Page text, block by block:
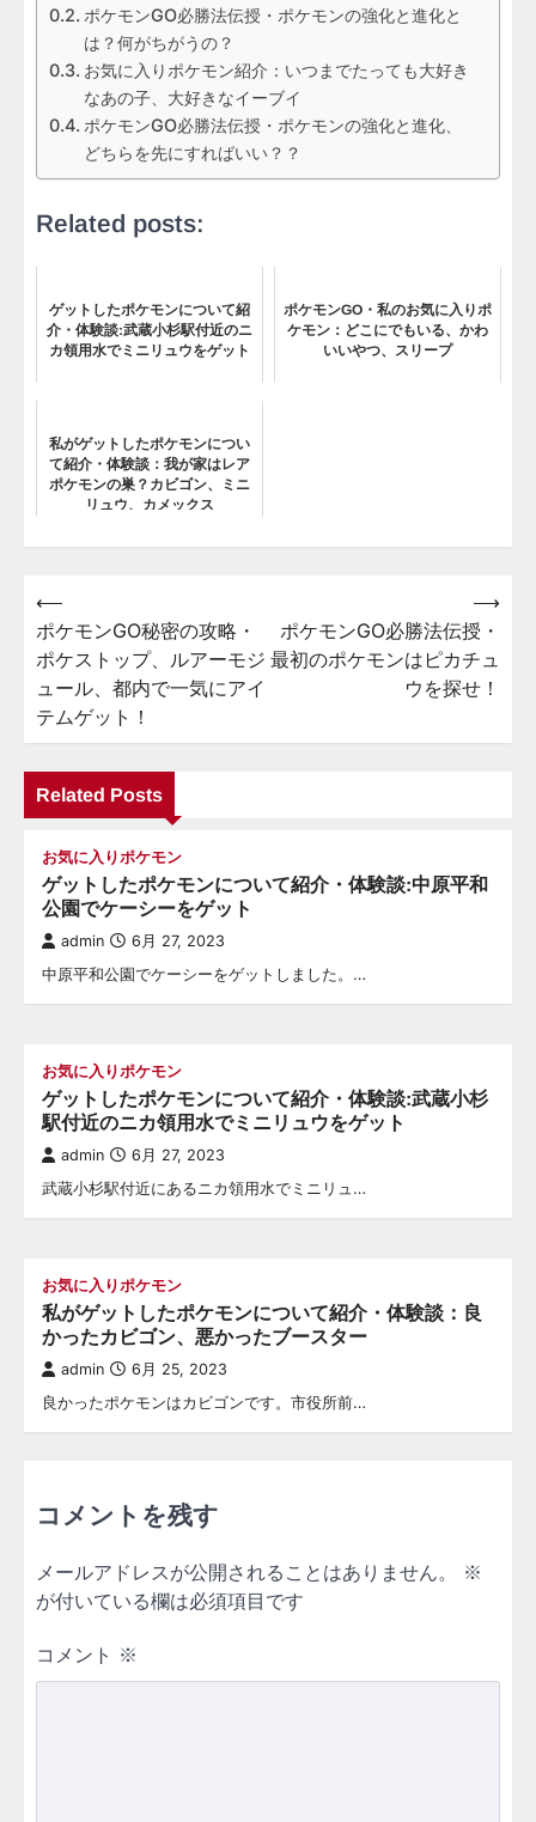
ポケモンGO必勝法伝授・ポケモンの強化と進化と
は？何がちがうの？
お気に入りポケモン紹介：いつまでたっても大好き
なあの子、大好きなイーブイ
ポケモンGO必勝法伝授・ポケモンの強化と進化、
どちらを先にすればいい？？
Related posts:
ゲットしたポケモンについて紹
介・体験談:武蔵小杉駅付近のニ
カ領用水でミニリュウをゲット
ポケモンGO・私のお気に入りポ
ケモン：どこにでもいる、かわ
いいやつ、スリープ
私がゲットしたポケモンについ
て紹介・体験談：我が家はレア
ポケモンの巣？カビゴン、ミニ
リュウ、カメックス
投
稿
ナ
ビ
ー
シ
ョ
ン
⟵
ポケモンGO秘密の攻略・
ポケストップ、ルアーモジ
ュール、都内で一気にアイ
テムゲット！
ポケモンGO必勝法伝授・
最初のポケモンはピカチュ
ウを探せ！
⟶
Related Posts
お気に入りポケモン
ゲットしたポケモンについて紹介・体験談:中原平和
公園でケーシーをゲット
admin 6月 27, 2023
中原平和公園でケーシーをゲットしました。…
お気に入りポケモン
ゲットしたポケモンについて紹介・体験談:武蔵小杉
駅付近のニカ領用水でミニリュウをゲット
admin 6月 27, 2023
武蔵小杉駅付近にあるニカ領用水でミニリュ…
お気に入りポケモン
私がゲットしたポケモンについて紹介・体験談：良
かったカビゴン、悪かったブースター
admin 6月 25, 2023
良かったポケモンはカビゴンです。市役所前…
コメントを残す
メールアドレスが公開されることはありません。
※
が付いている欄は必須項目です
コメント ※